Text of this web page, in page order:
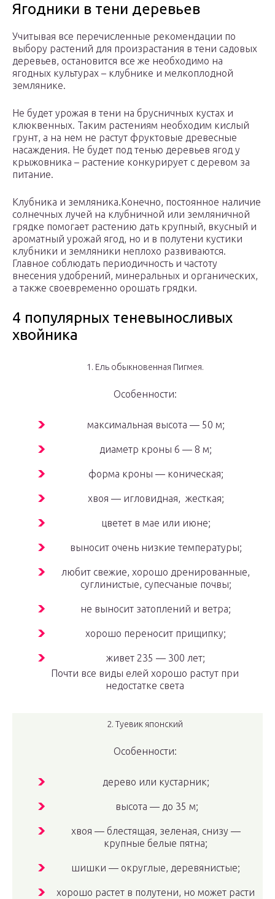
Ягодники в тени деревьев
Учитывая все перечисленные рекомендации по
выбору растений для произрастания в тени садовых
деревьев, остановится все же необходимо на
ягодных культурах – клубнике и мелкоплодной
землянике.
Не будет урожая в тени на брусничных кустах и
клюквенных. Таким растениям необходим кислый
грунт, а на нем не растут фруктовые древесные
насаждения. Не будет под тенью деревьев ягод у
крыжовника – растение конкурирует с деревом за
питание.
Клубника и земляника.Конечно, постоянное наличие
солнечных лучей на клубничной или земляничной
грядке помогает растению дать крупный, вкусный и
ароматный урожай ягод, но и в полутени кустики
клубники и земляники неплохо развиваются.
Главное соблюдать периодичность и частоту
внесения удобрений, минеральных и органических,
а также своевременно орошать грядки.
4 популярных теневыносливых
хвойника
1. Ель обыкновенная Пигмея.
Особенности:
максимальная высота — 50 м;
диаметр кроны 6 — 8 м;­
форма кроны — коническая;
хвоя — игловидная, жесткая;
цветет в мае или июне;
выносит очень низкие температуры;
любит свежие, хорошо дренированные,
суглинистые, супесчаные почвы;
не выносит затоплений и ветра;
хорошо переносит прищипку;
живет 235 — 300 лет;
Почти все виды елей хорошо растут при
недостатке света
2. Туевик японский
Особенности:
дерево или кустарник;
высота — до 35 м;
хвоя — блестящая, зеленая, снизу —
крупные белые пятна;
шишки — округлые, деревянистые;
хорошо растет в полутени, но может расти